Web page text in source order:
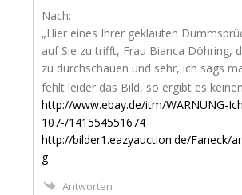
Nach:
„Hier eines Ihrer geklau­ten
auf Sie zu trifft, Frau Bian­ca Döh­ring,
zu durch­schau­en und sehr, ich sags
fehlt lei­der das Bild, so ergibt es
http://www.ebay.de/itm/WARNUNG-
107-/141554551674
http://bilder1.eazyauction.de/Faneck/
g
Antworten